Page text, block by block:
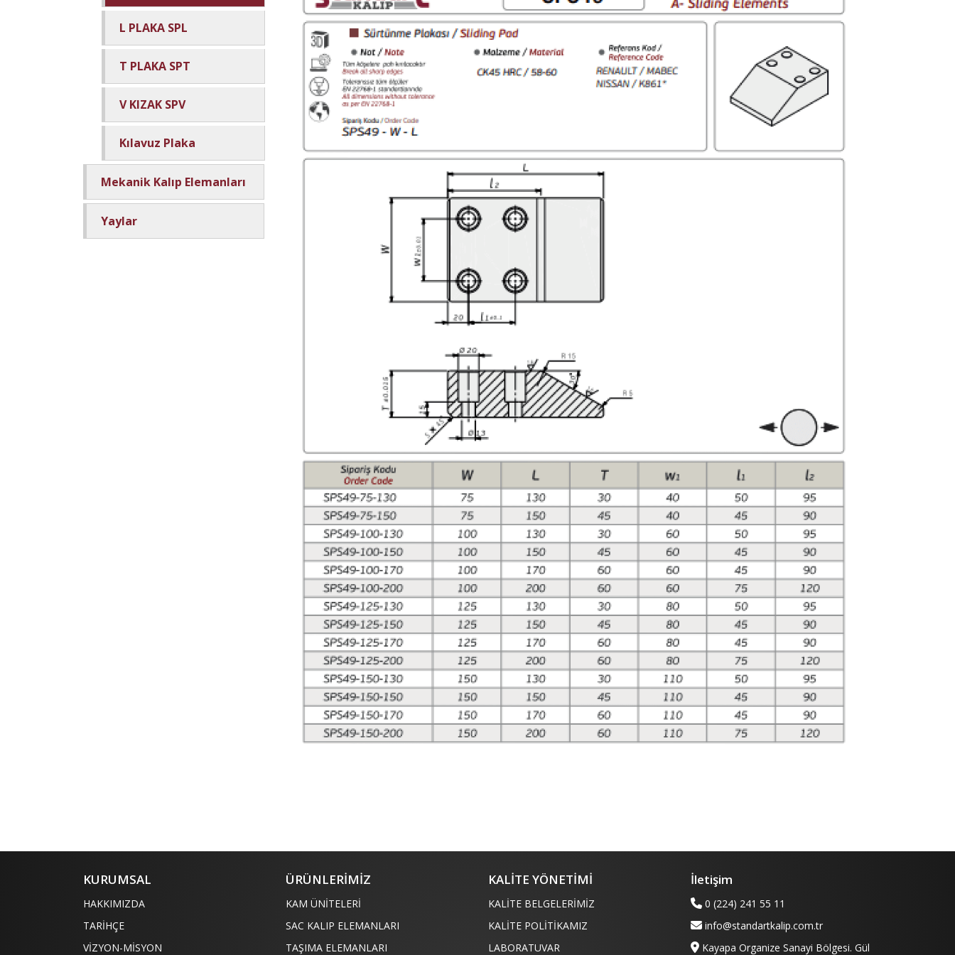
L PLAKA SPL
T PLAKA SPT
V KIZAK SPV
Kılavuz Plaka
Mekanik Kalıp Elemanları
Yaylar
KURUMSAL
HAKKIMIZDA
TARİHÇE
VİZYON-MİSYON
ÜRÜNLERİMİZ
KAM ÜNİTELERİ
SAC KALIP ELEMANLARI
TAŞIMA ELEMANLARI
KALİTE YÖNETİMİ
KALİTE BELGELERİMİZ
KALİTE POLİTİKAMIZ
LABORATUVAR
İletişim
0 (224) 241 55 11
info@standartkalip.com.tr
Kayapa Organize Sanayi Bölgesi. Gül